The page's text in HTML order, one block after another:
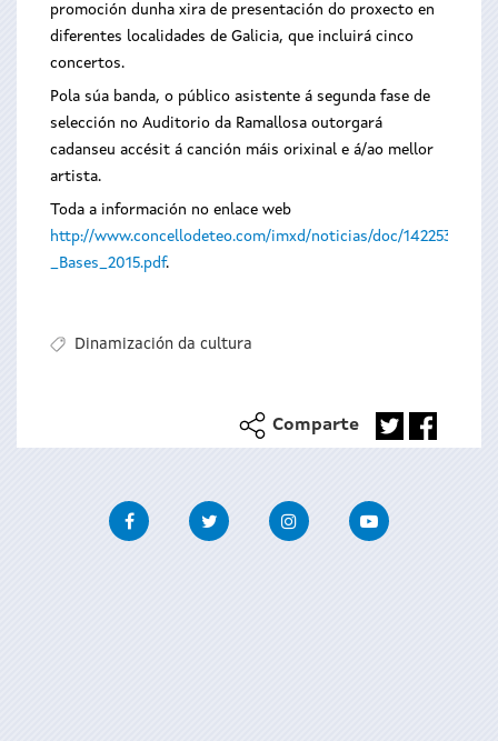
promoción dunha xira de presentación do proxecto en
diferentes localidades de Galicia, que incluirá cinco
concertos.
Pola súa banda, o público asistente á segunda fase de
selección no Auditorio da Ramallosa outorgará
cadanseu accésit á canción máis orixinal e á/ao mellor
artista.
Toda a información no enlace web
http://www.concellodeteo.com/imxd/noticias/doc/
_Bases_2015.pdf.
Dinamización da cultura
Comparte
FacebookTwitter InstagramYoutube